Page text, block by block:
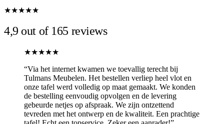
★★★★★
4,9 out of 165 reviews
★★★★★
“Via het internet kwamen we toevallig terecht bij
Tulmans Meubelen. Het bestellen verliep heel vlot en
onze tafel werd volledig op maat gemaakt. We konden
de bestelling eenvoudig opvolgen en de levering
gebeurde netjes op afspraak. We zijn ontzettend
tevreden met het ontwerp en de kwaliteit. Een prachtige